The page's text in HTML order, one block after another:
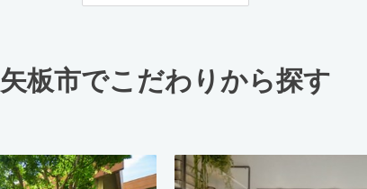
矢板市でこだわりから探す